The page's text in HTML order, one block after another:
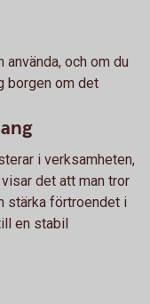
använda, och om du
borgen om det
i verksamheten,
det att man tror
stärka förtroendet i
en stabil